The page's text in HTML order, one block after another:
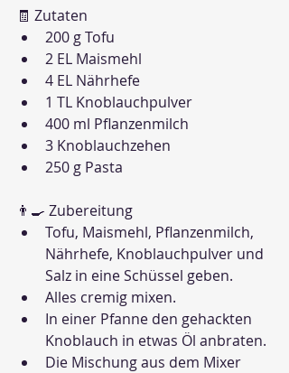
🧾 Zutaten
200 g Tofu
2 EL Maismehl
4 EL Nährhefe
1 TL Knoblauchpulver
400 ml Pflanzenmilch
3 Knoblauchzehen
250 g Pasta
👨‍🍳 Zubereitung
Tofu, Maismehl, Pflanzenmilch,
Nährhefe, Knoblauchpulver und
Salz in eine Schüssel geben.
Alles cremig mixen.
In einer Pfanne den gehackten
Knoblauch in etwas Öl anbraten.
Die Mischung aus dem Mixer